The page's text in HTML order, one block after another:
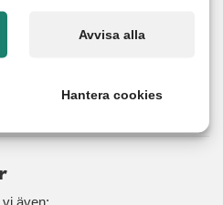
på alla utförda arbeten.
även:
Avvisa alla
Hantera cookies